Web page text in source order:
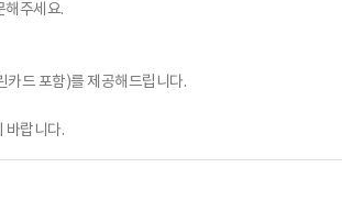
해주세요.
카드 포함)를 제공해드립니다.
바랍니다.